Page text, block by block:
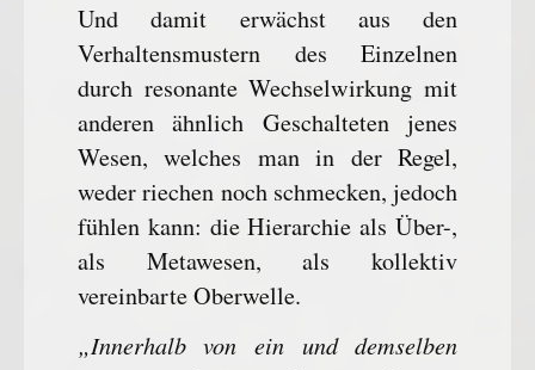
Und damit erwächst aus den
Verhaltensmustern des Einzelnen
durch resonante Wechselwirkung mit
anderen ähnlich Geschalteten jenes
Wesen, welches man in der Regel,
weder riechen noch schmecken, jedoch
fühlen kann: die Hierarchie als Über-,
als Metawesen, als kollektiv
vereinbarte Oberwelle.
„Innerhalb von ein und demselben